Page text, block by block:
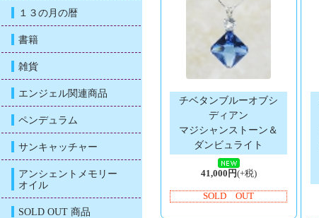
１３の月の暦
書籍
雑貨
エンジェル関連商品
ペンデュラム
サンキャッチャー
アンシェントメモリー
オイル
SOLD OUT 商品
チベタンブルーオブシ
ディアン
マジシャンストーン＆
ダンビュライト
41,000円(+税)
SOLD OUT